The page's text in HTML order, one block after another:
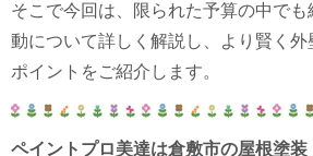
そこで今回は、限られた予算の中で
動について詳しく解説し、より賢く
ポイントをご紹介します。
ペイントプロ美達は倉敷市の屋根塗装